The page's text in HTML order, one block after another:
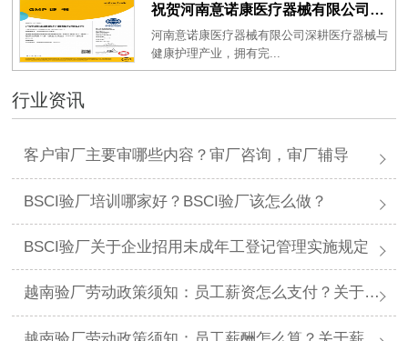
祝贺河南意诺康医疗器械有限公司2026年一次性成功通过GMP认证
河南意诺康医疗器械有限公司深耕医疗器械与
健康护理产业，拥有完...
行业资讯
客户审厂主要审哪些内容？审厂咨询，审厂辅导
BSCI验厂培训哪家好？BSCI验厂该怎么做？
BSCI验厂关于企业招用未成年工登记管理实施规定
越南验厂劳动政策须知：员工薪资怎么支付？关于薪资支付有哪些规定呢？